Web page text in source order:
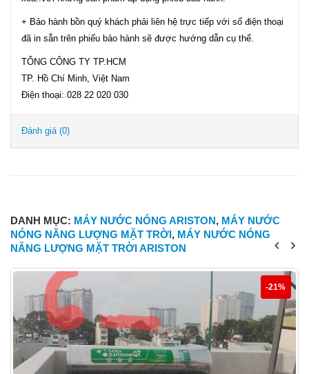
+ Bảo hành bồn quý khách phải liên hệ trực tiếp với số điện thoại
đã in sẵn trên phiếu bảo hành sẽ được hướng dẫn cụ thể.
TỔNG CÔNG TY TP.HCM
TP. Hồ Chí Minh, Việt Nam
Điện thoại: 028 22 020 030
Đánh giá (0)
DANH MỤC: MÁY NƯỚC NÓNG ARISTON , MÁY NƯỚC
NÓNG NĂNG LƯỢNG MẶT TRỜI , MÁY NƯỚC NÓNG
NĂNG LƯỢNG MẶT TRỜI ARISTON
-21%